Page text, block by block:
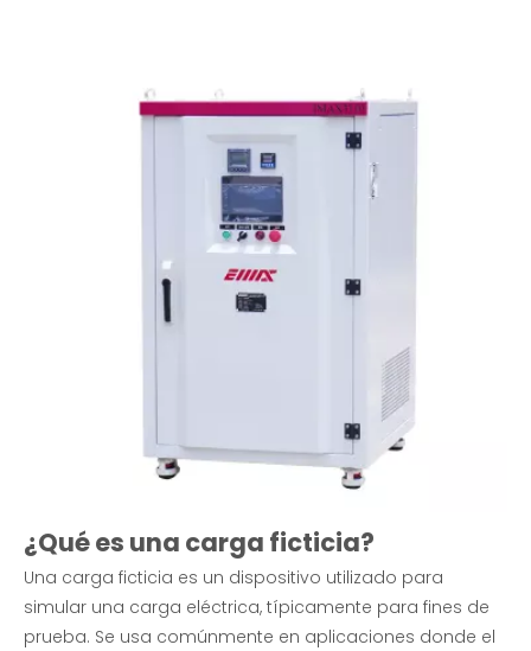
¿Qué es una carga ficticia?
Una carga ficticia es un dispositivo utilizado para
simular una carga eléctrica, típicamente para fines de
prueba. Se usa comúnmente en aplicaciones donde el